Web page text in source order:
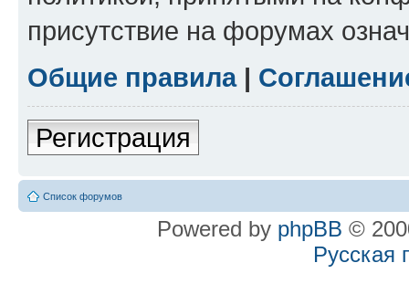
присутствие на форумах
Общие правила|
Регистрация
Список форумов
Powered by phpBB ©
Русская